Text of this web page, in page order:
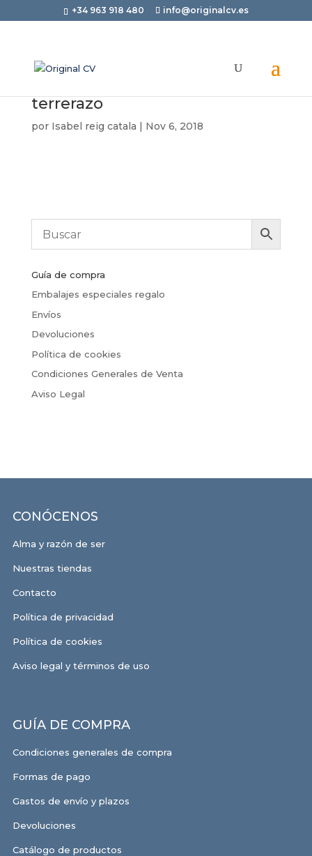
+34 963 918 480 info@originalcv.es
terrerazo
por Isabel reig catala | Nov 6, 2018
Guía de compra
Embalajes especiales regalo
Envíos
Devoluciones
Política de cookies
Condiciones Generales de Venta
Aviso Legal
CONÓCENOS
Alma y razón de ser
Nuestras tiendas
Contacto
Política de privacidad
Política de cookies
Aviso legal y términos de uso
GUÍA DE COMPRA
Condiciones generales de compra
Formas de pago
Gastos de envío y plazos
Devoluciones
Catálogo de productos